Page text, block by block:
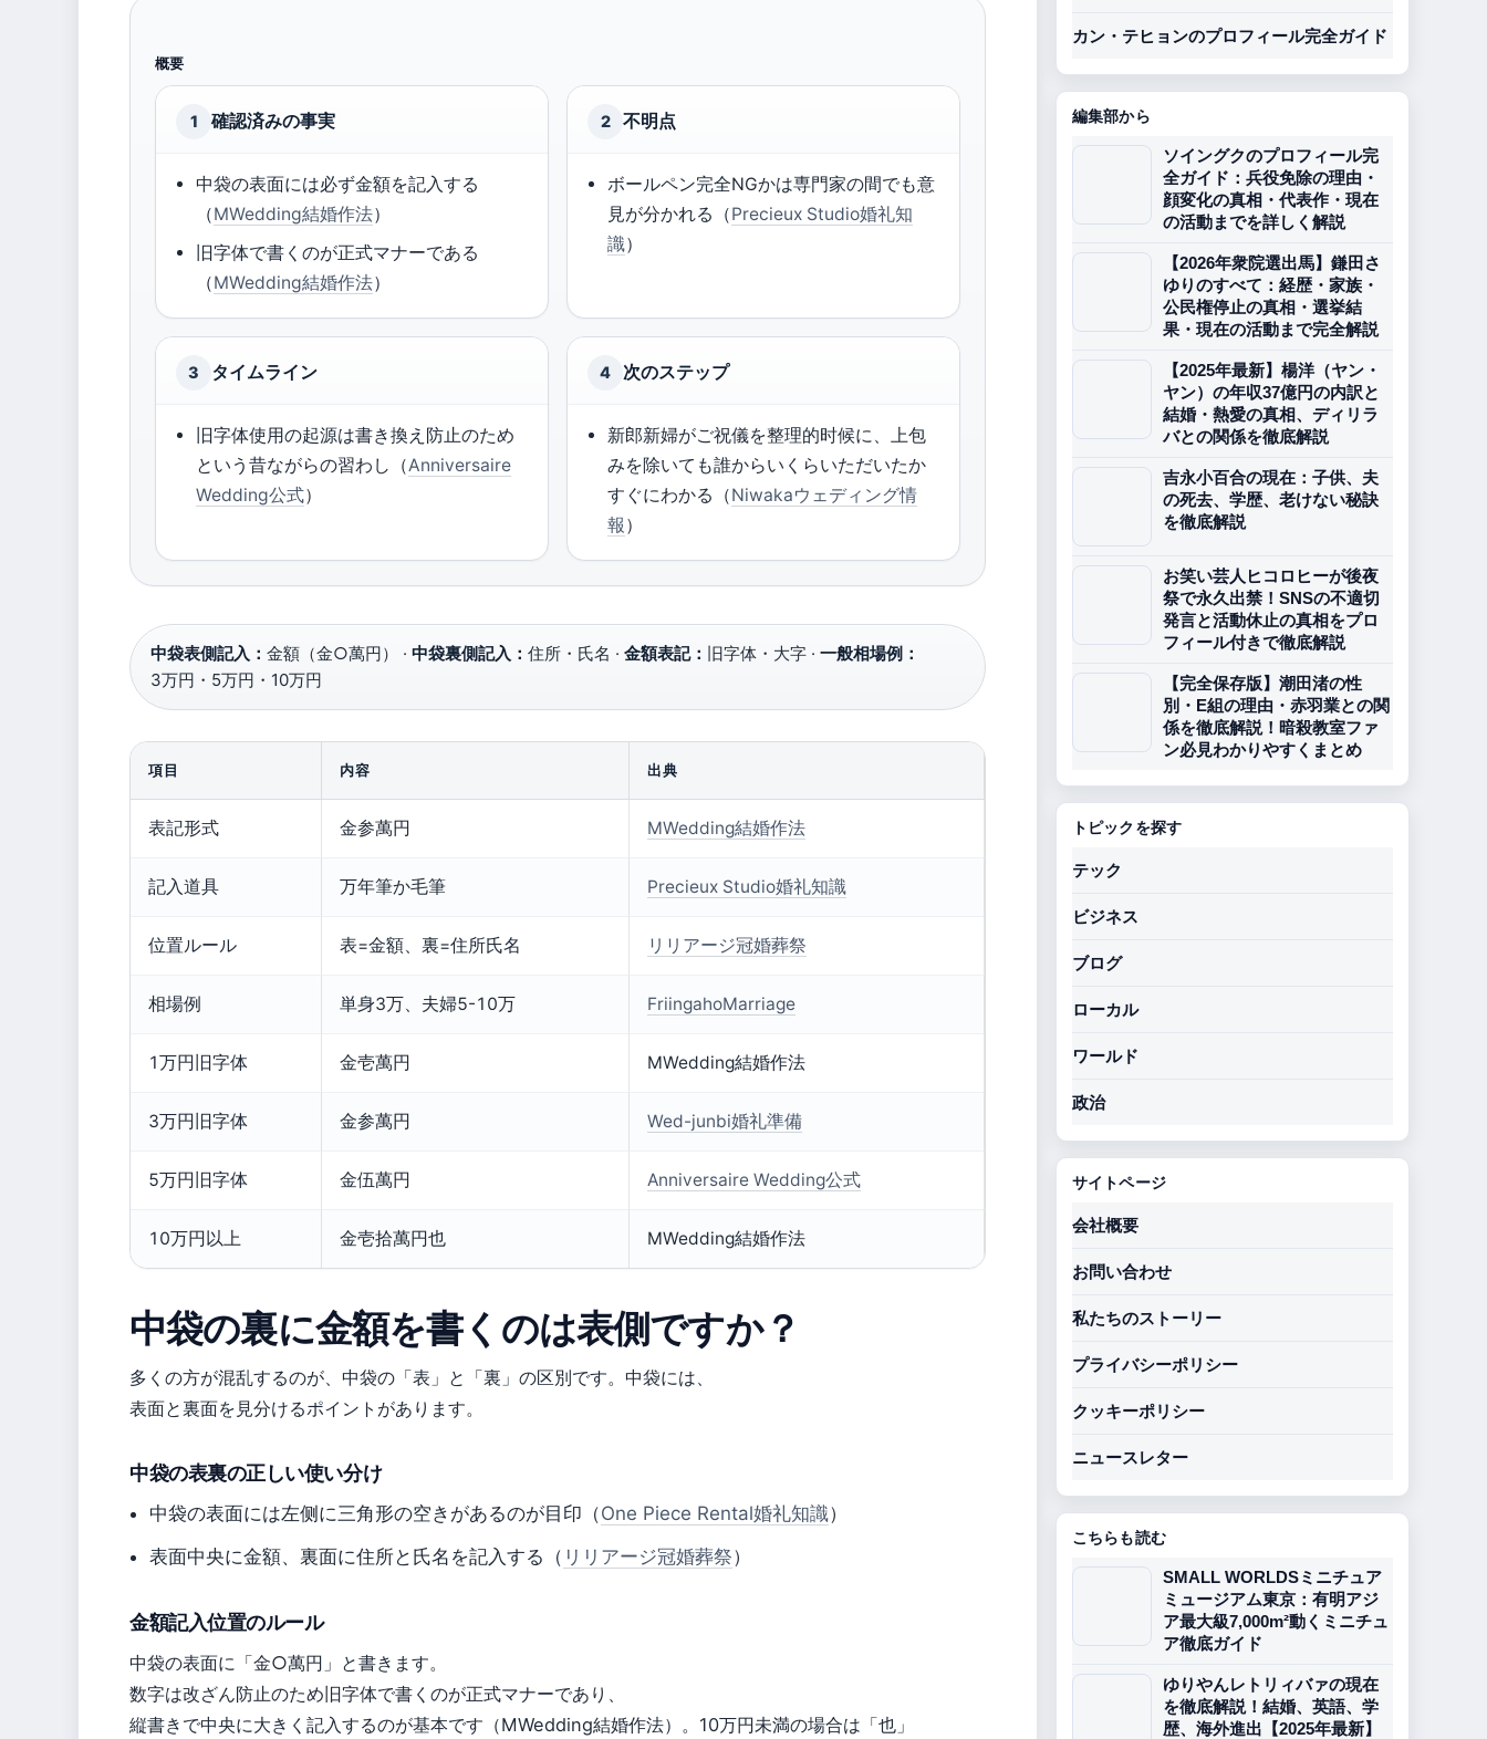
概要
1 確認済みの事実
中袋の表面には必ず金額を記入する
（MWedding結婚作法）
旧字体で書くのが正式マナーである
（MWedding結婚作法）
2 不明点
ボールペン完全NGかは専門家の間でも意
見が分かれる（Precieux Studio婚礼知
識）
3 タイムライン
旧字体使用の起源は書き換え防止のため
という昔ながらの習わし（Anniversaire
Wedding公式）
4 次のステップ
新郎新婦がご祝儀を整理的时候に、上包
みを除いても誰からいくらいただいたか
すぐにわかる（Niwakaウェディング情
報 ）
中袋表側記入： 金額（金○萬円） · 中袋裏側記入： 住所・氏名 · 金額表記： 旧字体・大字 · 一般相場例：
3万円・5万円・10万円
項目 内容 出典
表記形式 金参萬円 MWedding結婚作法
記入道具 万年筆か毛筆 Precieux Studio婚礼知識
位置ルール 表=金額、裏=住所氏名 リリアージ冠婚葬祭
相場例 単身3万、夫婦5-10万 FriingahoMarriage
1万円旧字体 金壱萬円 MWedding結婚作法
3万円旧字体 金参萬円 Wed-junbi婚礼準備
5万円旧字体 金伍萬円 Anniversaire Wedding公式
10万円以上 金壱拾萬円也 MWedding結婚作法
中袋の裏に金額を書くのは表側ですか？
多くの方が混乱するのが、中袋の「表」と「裏」の区別です。中袋には、
表面と裏面を見分けるポイントがあります。
中袋の表裏の正しい使い分け
中袋の表面には左侧に三角形の空きがあるのが目印（One Piece Rental婚礼知識）
表面中央に金額、裏面に住所と氏名を記入する（ リリアージ冠婚葬祭）
金額記入位置のルール
中袋の表面に「金○萬円」と書きます。
数字は改ざん防止のため旧字体で書くのが正式マナーであり、
縦書きで中央に大きく記入するのが基本です（MWedding結婚作法）。10万円未満の場合は「也」
カン・テヒョンのプロフィール完全ガイド
編集部から
ソイングクのプロフィール完
全ガイド：兵役免除の理由・
顔変化の真相・代表作・現在
の活動までを詳しく解説
【2026年衆院選出馬】鎌田さ
ゆりのすべて：経歴・家族・
公民権停止の真相・選挙結
果・現在の活動まで完全解説
【2025年最新】楊洋（ヤン・
ヤン）の年収37億円の内訳と
結婚・熱愛の真相、ディリラ
バとの関係を徹底解説
吉永小百合の現在：子供、夫
の死去、学歴、老けない秘訣
を徹底解説
お笑い芸人ヒコロヒーが後夜
祭で永久出禁！SNSの不適切
発言と活動休止の真相をプロ
フィール付きで徹底解説
【完全保存版】潮田渚の性
別・E組の理由・赤羽業との関
係を徹底解説！暗殺教室ファ
ン必見わかりやすくまとめ
トピックを探す
テック
ビジネス
ブログ
ローカル
ワールド
政治
サイトページ
会社概要
お問い合わせ
私たちのストーリー
プライバシーポリシー
クッキーポリシー
ニュースレター
こちらも読む
SMALL WORLDSミニチュア
ミュージアム東京：有明アジ
ア最大級7,000m²動くミニチュ
ア徹底ガイド
ゆりやんレトリィバァの現在
を徹底解説！結婚、英語、学
歴、海外進出【2025年最新】